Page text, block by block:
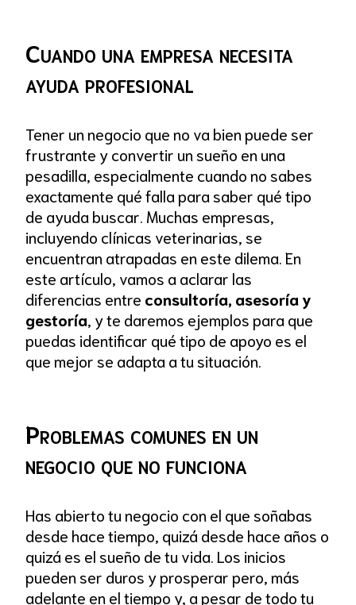
Cuando una empresa necesita
ayuda profesional
Tener un negocio que no va bien puede ser
frustrante y convertir un sueño en una
pesadilla, especialmente cuando no sabes
exactamente qué falla para saber qué tipo
de ayuda buscar. Muchas empresas,
incluyendo clínicas veterinarias, se
encuentran atrapadas en este dilema. En
este artículo, vamos a aclarar las
diferencias entre consultoría, asesoría y
gestoría, y te daremos ejemplos para que
puedas identificar qué tipo de apoyo es el
que mejor se adapta a tu situación.
Problemas comunes en un
negocio que no funciona
Has abierto tu negocio con el que soñabas
desde hace tiempo, quizá desde hace años o
quizá es el sueño de tu vida. Los inicios
pueden ser duros y prosperar pero, más
adelante en el tiempo y, a pesar de todo tu